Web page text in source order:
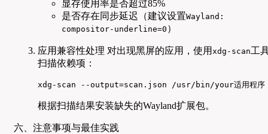
显存使用率是否超过85%
是否存在同步延迟（建议设置Wayland:
compositor-underline=0 ）
应用兼容性处理 对出现黑屏的应用，使用 xdg-scan工
扫描依赖项：
xdg-scan --output=scan.json /usr/bin/your适用程序
根据扫描结果安装缺失的Wayland扩展包。
六、注意事项与最佳实践